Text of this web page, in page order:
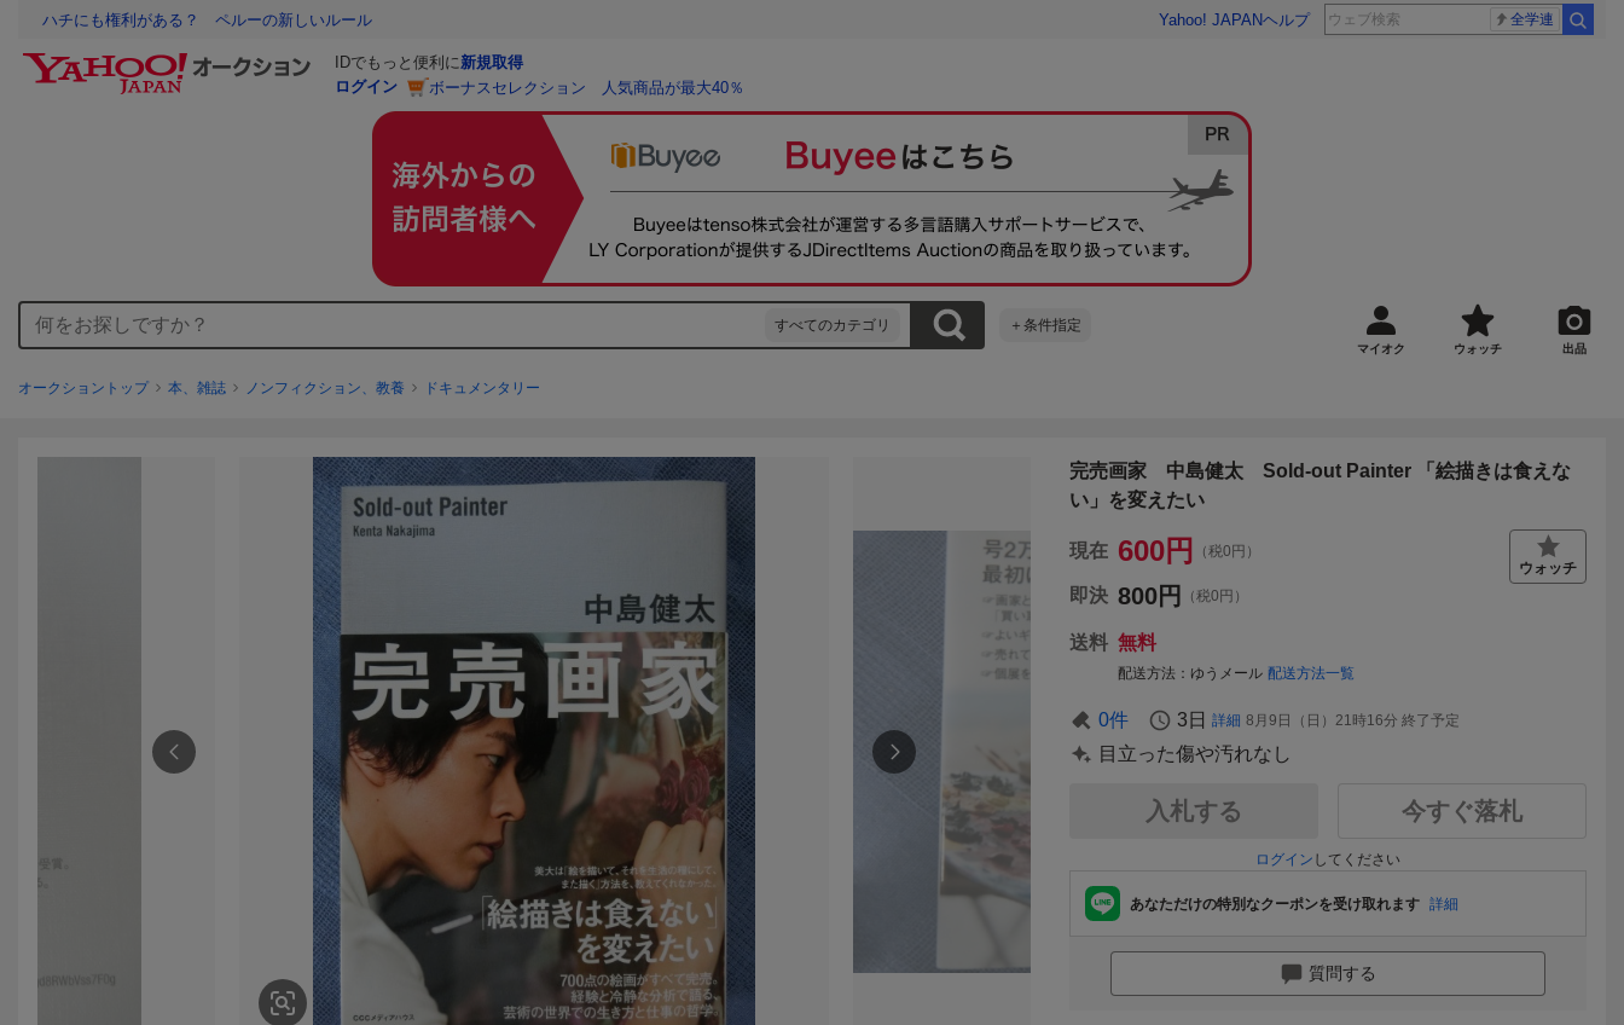
ハチにも権利がある？ ペルーの新しいルール Yahoo! JAPANヘルプ 全学連
IDでもっと便利に新規取得
ログイン
ボーナスセレクション 人気商品が最大40％
すべてのカテゴリ ＋条件指定
マイオク ウォッチ 出品
オークショントップ 本、雑誌 ノンフィクション、教養 ドキュメンタリー
完売画家 中島健太 Sold-out Painter 「絵描きは食えな
い」を変えたい
現在 600円 （税0円）
即決 800円 （税0円）
送料 無料
配送方法 ゆうメール 配送方法一覧
0件 3日 詳細 8月9日（日）21時16分 終了予定
目立った傷や汚れなし
入札する 今すぐ落札
ログイン してください
あなただけの特別なクーポンを受け取れます 詳細
質問する